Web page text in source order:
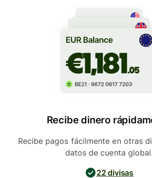
Recibe dinero
Recibe pagos fácilmente en otras
datos de cuenta global.
22 divisas